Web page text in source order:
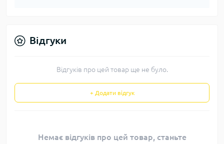
Відгуки
Відгуків про цей товар ще не було.
+ Додати відгук
Немає відгуків про цей товар, станьте